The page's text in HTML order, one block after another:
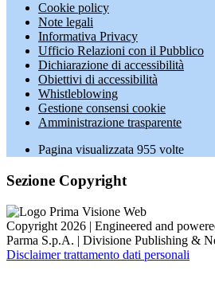
Cookie policy
Note legali
Informativa Privacy
Ufficio Relazioni con il Pubblico
Dichiarazione di accessibilità
Obiettivi di accessibilità
Whistleblowing
Gestione consensi cookie
Amministrazione trasparente
Pagina visualizzata 955 volte
Sezione Copyright
Copyright 2026 | Engineered and
Parma S.p.A. | Divisione Publishing &
Disclaimer trattamento dati personali